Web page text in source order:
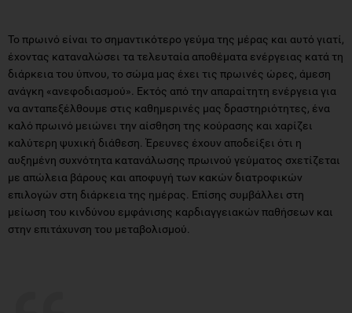
Το πρωινό είναι το σημαντικότερο γεύμα της μέρας και αυτό γιατί,
έχοντας καταναλώσει τα τελευταία αποθέματα ενέργειας κατά τη
διάρκεια του ύπνου, το σώμα μας έχει τις πρωινές ώρες, άμεση
ανάγκη «ανεφοδιασμού». Εκτός από την απαραίτητη ενέργεια για
να ανταπεξέλθουμε στις καθημερινές μας δραστηριότητες, ένα
καλό πρωινό μειώνει την αίσθηση της κούρασης και χαρίζει
καλύτερη ψυχική διάθεση. Έρευνες έχουν αποδείξει ότι η
αυξημένη συχνότητα κατανάλωσης πρωινού γεύματος σχετίζεται
με απώλεια βάρους και αποφυγή των κακών διατροφικών
επιλογών στη διάρκεια της ημέρας. Επίσης συμβάλλει στη
μείωση του κινδύνου εμφάνισης καρδιαγγειακών παθήσεων και
στην επιτάχυνση του μεταβολισμού.